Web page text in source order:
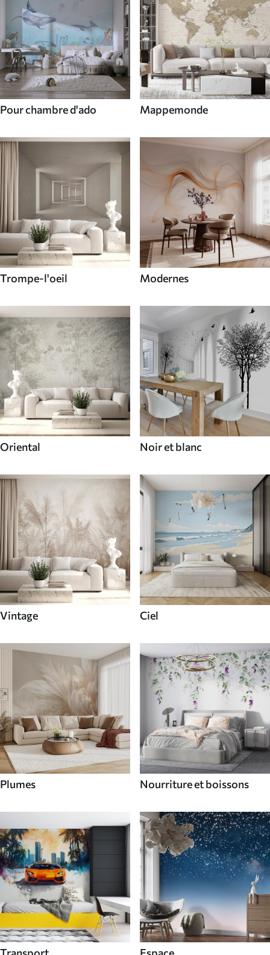
Pour chambre d'ado Mappemonde
Trompe-l'oeil Modernes
Oriental Noir et blanc
Vintage Ciel
Plumes Nourriture et boissons